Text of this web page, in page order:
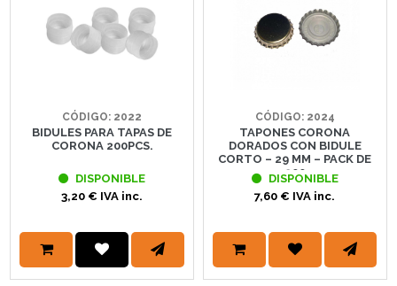
CÓDIGO: 2022
BIDULES PARA TAPAS DE
CORONA 200PCS.
DISPONIBLE
3,20 € IVA inc.
CÓDIGO: 2024
TAPONES CORONA
DORADOS CON BIDULE
CORTO – 29 MM – PACK DE
200
DISPONIBLE
7,60 € IVA inc.